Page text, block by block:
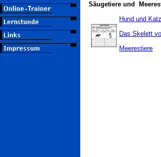
Säugetiere und
Hund und
Das Skelett
Meerestiere